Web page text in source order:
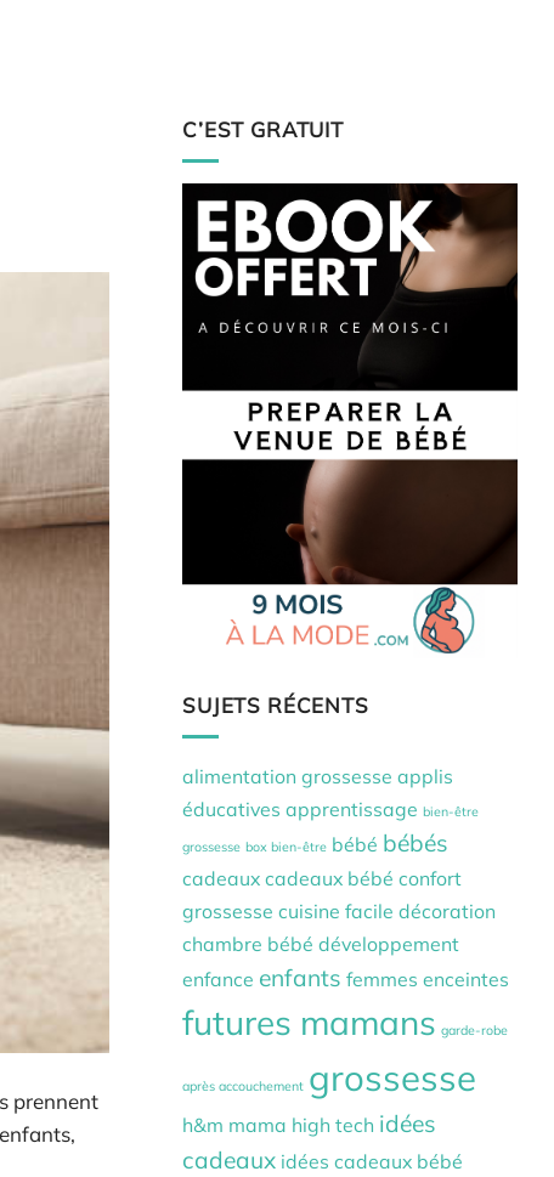
prennent
C’EST GRATUIT
SUJETS RÉCENTS
alimentation grossesse applis
éducatives apprentissage bien-être
grossesse box bien-être bébé bébés
cadeaux cadeaux bébé confort
grossesse cuisine facile décoration
chambre bébé développement
enfance enfants femmes enceintes
futures mamans garde-robe
après accouchement grossesse
h&m mama high tech idées
cadeaux idées cadeaux bébé